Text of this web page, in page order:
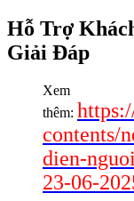
Hỗ Trợ
Giải Đáp
Xem
thêm:
contents/
dien-
23-06-